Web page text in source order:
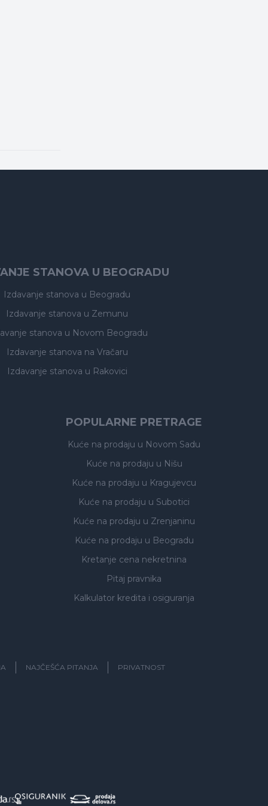
STANOVA U BEOGRADU
Izdavanje stanova u Beogradu
Izdavanje stanova u Zemunu
stanova u Novom Beogradu
Izdavanje stanova na Vračaru
Izdavanje stanova u Rakovici
POPULARNE PRETRAGE
Kuće na prodaju u Novom Sadu
Kuće na prodaju u Nišu
Kuće na prodaju u Kragujevcu
Kuće na prodaju u Subotici
Kuće na prodaju u Zrenjaninu
Kuće na prodaju u Beogradu
Kretanje cena nekretnina
Pitaj pravnika
Kalkulator kredita i osiguranja
NAJČEŠĆA PITANJA PRIVATNOST